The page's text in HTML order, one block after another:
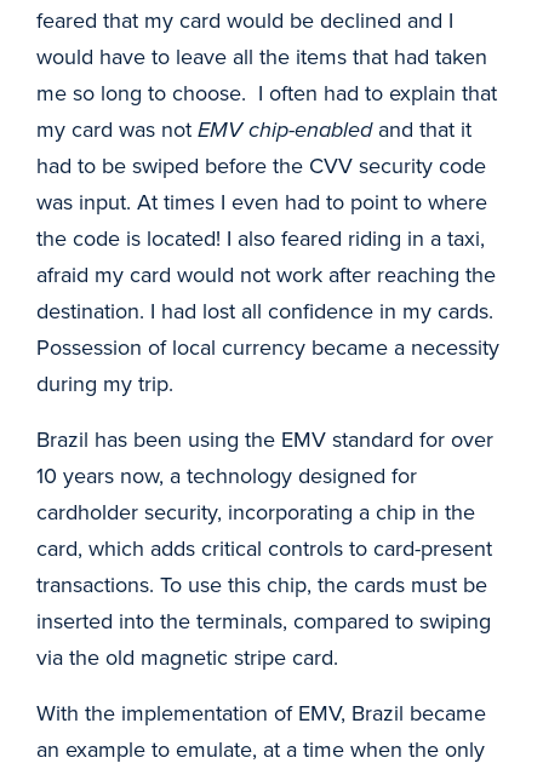
feared that my card would be declined and I
would have to leave all the items that had taken
me so long to choose. I often had to explain that
my card was not EMV chip-enabledand that it
had to be swiped before the CVV security code
was input. At times I even had to point to where
the code is located! I also feared riding in a taxi,
afraid my card would not work after reaching the
destination. I had lost all confidence in my cards.
Possession of local currency became a necessity
during my trip.
Brazil has been using the EMV standard for over
10 years now, a technology designed for
cardholder security, incorporating a chip in the
card, which adds critical controls to card-present
transactions. To use this chip, the cards must be
inserted into the terminals, compared to swiping
via the old magnetic stripe card.
With the implementation of EMV, Brazil became
an example to emulate, at a time when the only